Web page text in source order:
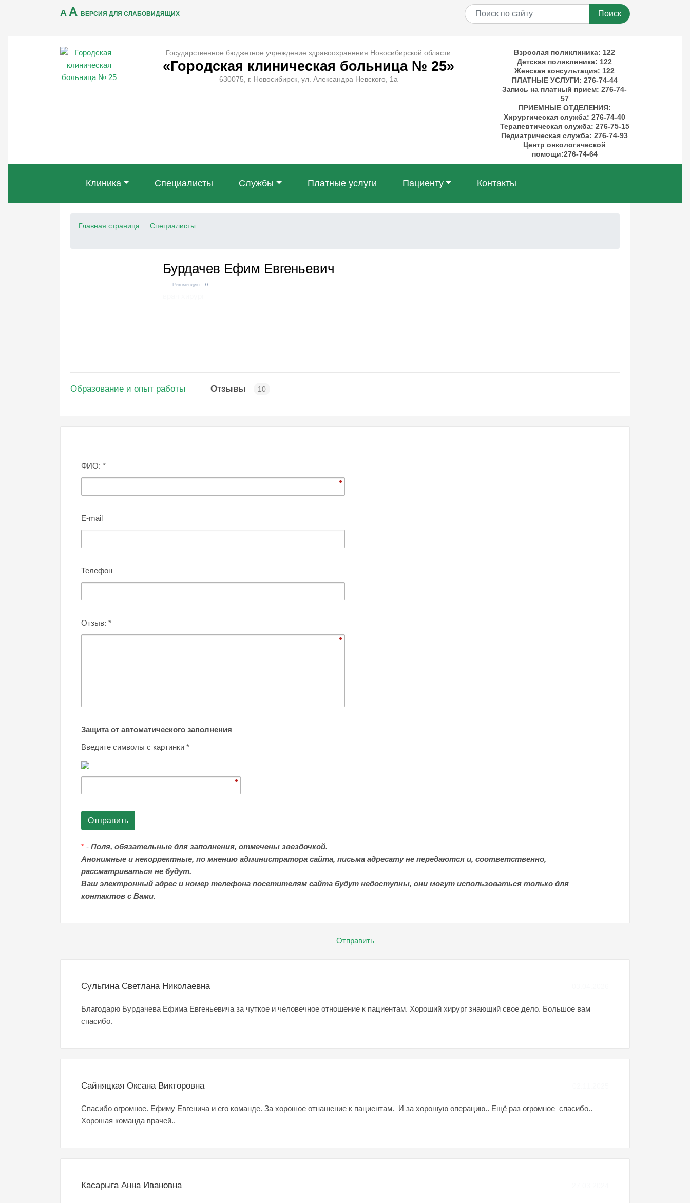
A A ВЕРСИЯ ДЛЯ СЛАБОВИДЯЩИХ Поиск
Государственное бюджетное учреждение здравоохранения Новосибирской области
«Городская клиническая больница № 25»
630075, г. Новосибирск, ул. Александра Невского, 1а
Взрослая поликлиника: 122
Детская поликлиника: 122
Женская консультация: 122
ПЛАТНЫЕ УСЛУГИ: 276-74-44
Запись на платный прием: 276-74-
57
ПРИЕМНЫЕ ОТДЕЛЕНИЯ:
Хирургическая служба: 276-74-40
Терапевтическая служба: 276-75-15
Педиатрическая служба: 276-74-93
Центр онкологической
помощи:276-74-64
Клиника Специалисты Службы Платные услуги Пациенту Контакты
Главная страница Специалисты
Бурдачев Ефим Евгеньевич
Рекомендую 0
Образование и опыт работы Отзывы 10
ФИО: *
E-mail
Телефон
Отзыв: *
Защита от автоматического заполнения
Введите символы с картинки *
* - Поля, обязательные для заполнения, отмечены звездочкой.
Анонимные и некорректные, по мнению администратора сайта, письма адресату не передаются и, соответственно,
рассматриваться не будут.
Ваш электронный адрес и номер телефона посетителям сайта будут недоступны, они могут использоваться только для
контактов с Вами.
Отправить
Сульгина Светлана Николаевна
Благодарю Бурдачева Ефима Евгеньевича за чуткое и человечное отношение к пациентам. Хороший хирург знающий свое дело. Большое вам
спасибо.
Сайняцкая Оксана Викторовна
Спасибо огромное. Ефиму Евгенича и его команде. За хорошое отнашение к пациентам. И за хорошую операцию.. Ещё раз огромное спасибо..
Хорошая команда врачей..
Касарыга Анна Ивановна